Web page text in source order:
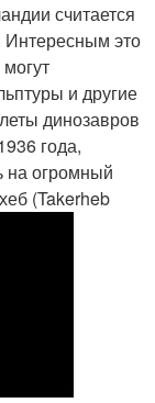
считается
Интересным это
и другие
динозавров
года,
на огромный
(Takerheb